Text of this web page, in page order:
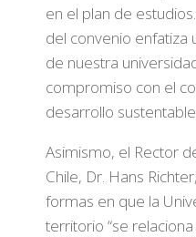
en el plan de
del convenio enfatiza
de nuestra
compromiso con el
desarrollo
Asimismo, el Rector
Chile, Dr. Hans
formas en que la
territorio “se